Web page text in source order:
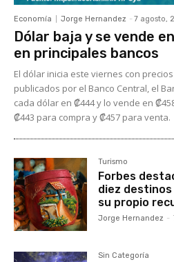
Economía Jorge Hernandez - 7 agosto,
Dólar baja y se vende
en principales bancos
El dólar inicia este viernes con
publicados por el Banco Central, el
cada dólar en ₡444 y lo vende en
₡443 para compra y ₡457 para venta.
Turismo
Forbes
diez
su propio
Jorge Hernandez -
Sin Categoría